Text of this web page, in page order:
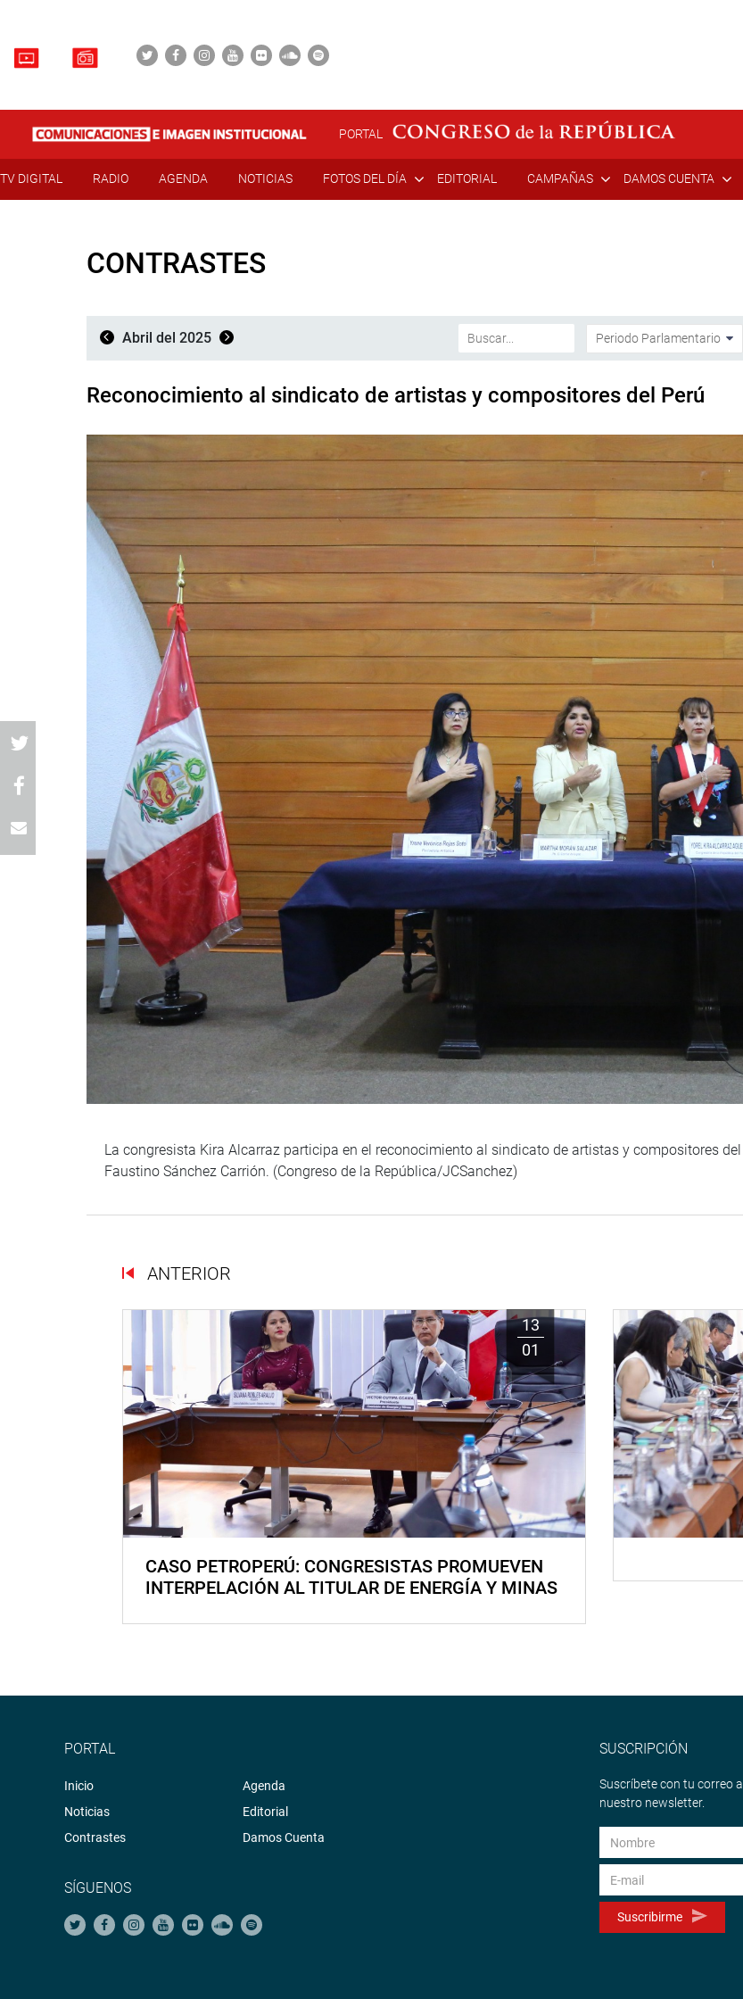
PORTAL
TV DIGITAL RADIO AGENDA NOTICIAS FOTOS DEL DÍA EDITORIAL CAMPAÑAS DAMOS CUENTA
CONTRASTES
Abril del 2025
Reconocimiento al sindicato de artistas y compositores del Perú
La congresista Kira Alcarraz participa en el reconocimiento al sindicato de artistas y compositores
Faustino Sánchez Carrión. (Congreso de la República/JCSanchez)
ANTERIOR
13
01
CASO PETROPERÚ: CONGRESISTAS PROMUEVEN
INTERPELACIÓN AL TITULAR DE ENERGÍA Y MINAS
PORTAL
Inicio
Noticias
Contrastes
Agenda
Editorial
Damos Cuenta
SÍGUENOS
SUSCRIPCIÓN
Suscríbete con tu correo a
nuestro newsletter.
Suscribirme